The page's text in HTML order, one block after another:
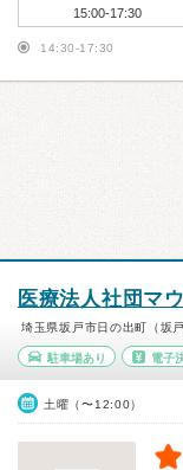
15:00-17:30
14:30-17:30
医療法人社団マ
埼玉県坂戸市日の出町（坂戸
駐車場あり 電子
土曜（〜12:00）